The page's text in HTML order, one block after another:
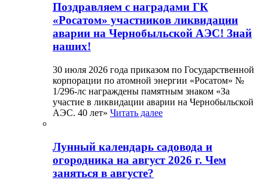
Поздравляем с наградами ГК
«Росатом» участников ликвидации
аварии на Чернобыльской АЭС! Знай
наших!
30 июля 2026 года приказом по Государственной
корпорации по атомной энергии «Росатом» №
1/296-лс награждены памятным знаком «За
участие в ликвидации аварии на Чернобыльской
АЭС. 40 лет» Читать далее
Лунный календарь садовода и
огородника на август 2026 г. Чем
заняться в августе?